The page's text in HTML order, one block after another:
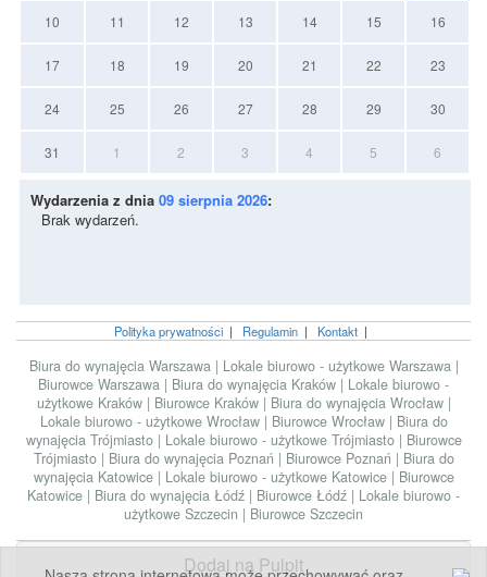
10 11 12 13 14 15 16
17 18 19 20 21 22 23
24 25 26 27 28 29 30
31 1 2 3 4 5 6
Wydarzenia z dnia 09 sierpnia 2026:
Brak wydarzeń.
Polityka prywatności| Regulamin| Kontakt|
Biura do wynajęcia Warszawa | Lokale biurowo - użytkowe Warszawa |
Biurowce Warszawa | Biura do wynajęcia Kraków | Lokale biurowo -
użytkowe Kraków | Biurowce Kraków | Biura do wynajęcia Wrocław |
Lokale biurowo - użytkowe Wrocław | Biurowce Wrocław | Biura do
wynajęcia Trójmiasto | Lokale biurowo - użytkowe Trójmiasto | Biurowce
Trójmiasto | Biura do wynajęcia Poznań | Biurowce Poznań | Biura do
wynajęcia Katowice | Lokale biurowo - użytkowe Katowice | Biurowce
Katowice | Biura do wynajęcia Łódź | Biurowce Łódź | Lokale biurowo -
użytkowe Szczecin | Biurowce Szczecin
Dodaj na Pulpit